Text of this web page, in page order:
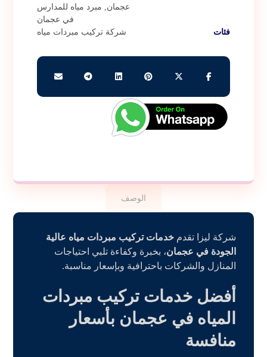
عجمان
مبرد مياه للمدارس
في عجمان
فئات
شركة تركيب مبردات مياه
الوصف
شركة ليزا تقدمخدمات تركيب مبردات مياه عالية
الجودة في عجمان، بخبرة وكفاءة تلبي احتياجات
المنازل والشركات باحترافية وبإسعار مناسبة.
أفضل خدمات تركيب مبردات
المياه في عجمان بأسعار
منافسة